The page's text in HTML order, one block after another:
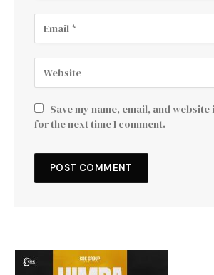
Save my name, email, and
for the next time I comment.